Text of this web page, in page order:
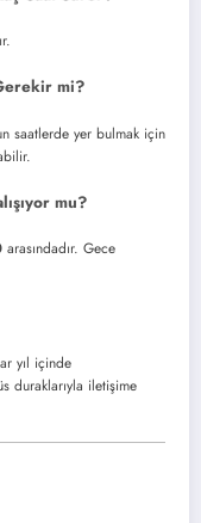
mi?
saatlerde yer bulmak için
mu?
arasındadır. Gece
yıl içinde
duraklarıyla iletişime